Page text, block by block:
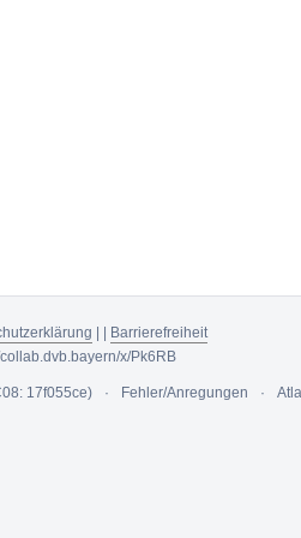
Barrierefreiheit
collab.dvb.bayern/x/Pk6RB
17f055ce) Fehler/Anregungen